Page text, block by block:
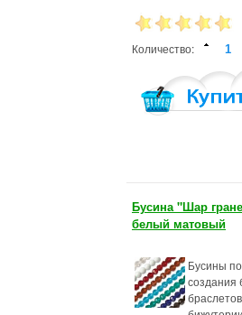
Количество:
Бусина "Шар
белый матовый
Бусины
создания